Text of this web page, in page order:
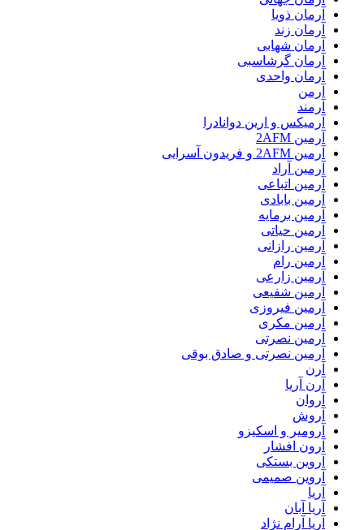
آرمان ذویا
آرمان زند
آرمان شهابی
آرمان گرشاسبی
آرمان واحدی
آرمن
آرمند
آرمیکس و ارین دوانادرا
آرمین 2AFM
آرمین 2AFM و فریدون آسرایی
آرمین آراد
آرمین اتباعی
آرمین بابادی
آرمین برمایه
آرمین حیاتی
آرمین رازانی
آرمین رام
آرمین زارعی
آرمین شفیعی
آرمین فیروزی
آرمین مکری
آرمین نصرتی
آرمین نصرتی و صادق بوقی
آرن
آرن آریا
آروان
آروش
آرومیر و اسکیزو
آرون افشار
آروین بستکی
آروین صمیمی
آریا
آریا آبان
آریا آرام نژاد